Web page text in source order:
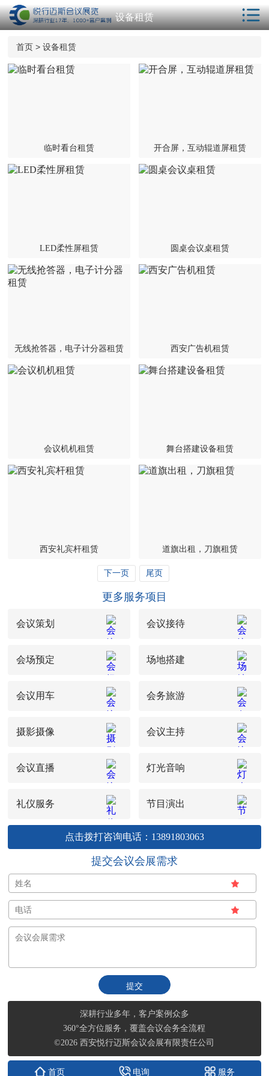
首页
相关服务
客户案例
关于我们
联系我们
设备租赁
首页> 设备租赁
临时看台租赁 开合屏，互动辊道屏租赁
LED柔性屏租赁 圆桌会议桌租赁
无线抢答器，电子计分器租赁 西安广告机租赁
会议机机租赁 舞台搭建设备租赁
西安礼宾杆租赁 道旗出租，刀旗租赁
下一页 尾页
更多服务项目
会议策划 会议接待
会场预定 场地搭建
会议用车 会务旅游
摄影摄像 会议主持
会议直播 灯光音响
礼仪服务 节目演出
点击拨打咨询电话：13891803063
提交会议会展需求
深耕行业多年，客户案例众多
360°全方位服务，覆盖会议会务全流程
©2026 西安悦行迈斯会议会展有限责任公司
首页 电询 服务